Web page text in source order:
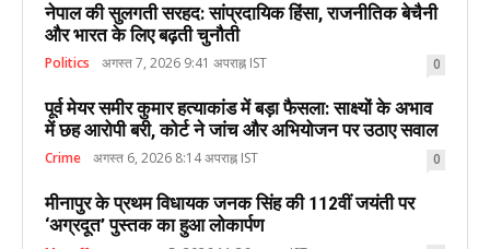
नेपाल की सुलगती सरहद: सांप्रदायिक हिंसा, राजनीतिक बेचैनी
और भारत के लिए बढ़ती चुनौती
Politics अगस्त 7, 2026 9:41 अपराह्न IST 0
पूर्व मेयर समीर कुमार हत्याकांड में बड़ा फैसला: साक्ष्यों के अभाव
में छह आरोपी बरी, कोर्ट ने जांच और अभियोजन पर उठाए सवाल
Crime अगस्त 6, 2026 8:14 अपराह्न IST 0
मीनापुर के प्रथम विधायक जनक सिंह की 112वीं जयंती पर
‘अग्रदूत’ पुस्तक का हुआ लोकार्पण